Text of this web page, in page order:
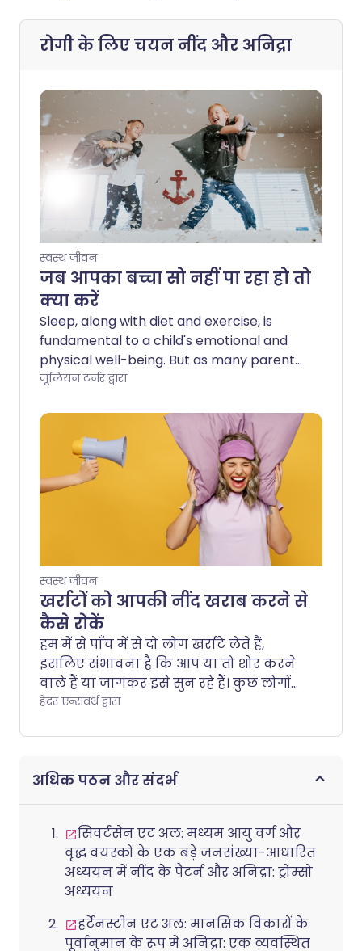
रोगी के लिए चयननींद और अनिद्रा
स्वस्थ जीवन
जब आपका बच्चा सो नहीं पा रहा हो तो
क्या करें
Sleep, along with diet and exercise, is
fundamental to a child's emotional and
physical well-being. But as many parents
can attest, ensuring their kid gets
done. What should you do if counting
sheep just isn't doing the trick for them?
We ask a paediatrician for their top tips.
जूलियन टर्नर द्वारा
स्वस्थ जीवन
खर्राटों को आपकी नींद खराब करने से
कैसे रोकें
हम में से पाँच में से दो लोग खर्राटे लेते हैं,
इसलिए संभावना है कि आप या तो शोर करने
वाले हैं या जागकर इसे सुन रहे हैं। कुछ लोगों
के लिए, खर्राटे कुछ पेय या भारी सर्दी के बाद
यह एक रात की लड़ाई है जो दोनों साझेदारों
तनाव भी डाल सकती है। सौभाग्य से, खर्राटे
ऐसी चीज नहीं है जिसे आपको बस सहन
सकते हैं, से लेकर दीर्घकालिक समाधान तक
जो मूल कारण को संबोधित करते हैं, अधिक
शांति से सोने के कई तरीके हैं।.
हेदर एन्सवर्थ द्वारा
अधिक पठन और संदर्भ
सिवर्टसेन एट अल: मध्यम आयु वर्ग और
वृद्ध वयस्कों के एक बड़े जनसंख्या-आधारित
अध्ययन में नींद के पैटर्न और अनिद्रा: ट्रोम्सो
अध्ययन
हर्टेनस्टीन एट अल: मानसिक विकारों के
पूर्वानुमान के रूप में अनिद्रा: एक व्यवस्थित